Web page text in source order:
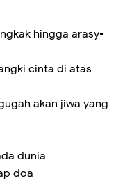
hingga arasy-
cinta di atas
akan jiwa yang
dunia
doa